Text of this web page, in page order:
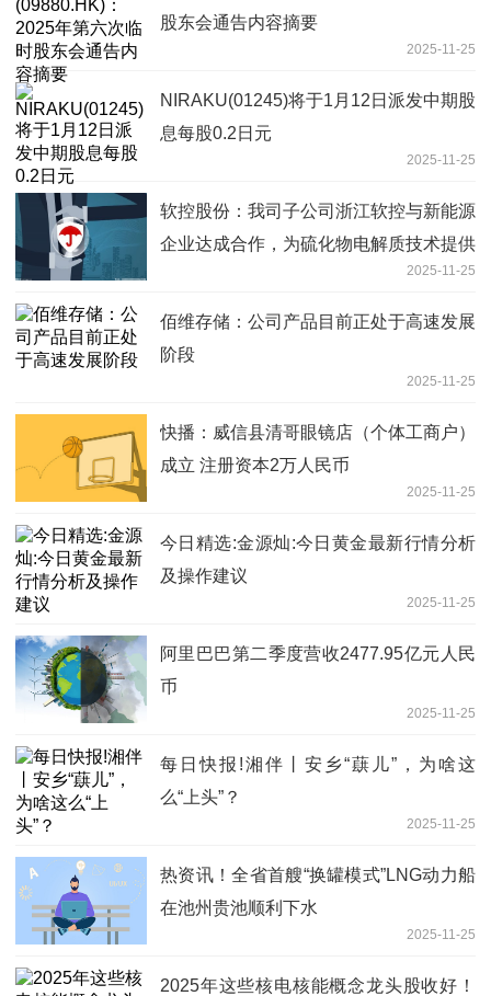
股东会通告内容摘要
2025-11-25
NIRAKU(01245)将于1月12日派发中期股
息每股0.2日元
2025-11-25
软控股份：我司子公司浙江软控与新能源
企业达成合作，为硫化物电解质技术提供
整线解决方案，项目正在正常推进中|每
日观察
2025-11-25
佰维存储：公司产品目前正处于高速发展
阶段
2025-11-25
快播：威信县清哥眼镜店（个体工商户）
成立 注册资本2万人民币
2025-11-25
今日精选:金源灿:今日黄金最新行情分析
及操作建议
2025-11-25
阿里巴巴第二季度营收2477.95亿元人民
币
2025-11-25
每日快报!湘伴丨安乡“蕻儿”，为啥这
么“上头”？
2025-11-25
热资讯！全省首艘“换罐模式”LNG动力船
在池州贵池顺利下水
2025-11-25
2025年这些核电核能概念龙头股收好！